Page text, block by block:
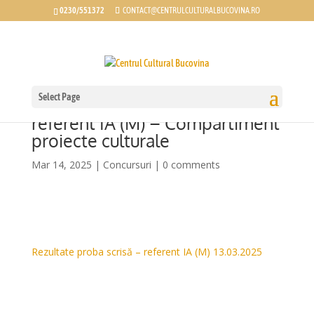
0230/551372 CONTACT@CENTRULCULTURALBUCOVINA.RO
Select Page
Rezultate probă scrisă concurs
referent IA (M) – Compartiment
proiecte culturale
Mar 14, 2025 | Concursuri | 0 comments
Rezultate proba scrisă – referent IA (M) 13.03.2025